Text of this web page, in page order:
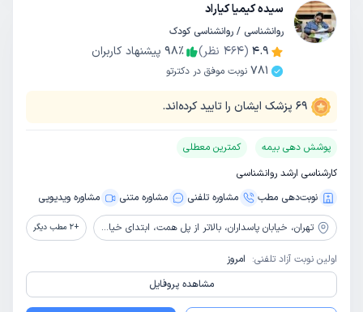
سیده کیمیا کیاراد
روانشناسی / روانشناسی کودک
4.9
(
464 نظر) 98٪
پیشنهاد کاربران
781 نوبت موفق در دکترتو
69 پزشک ایشان را تایید کرده‌اند.
پوشش دهی بیمه
کمترین معطلی
کارشناسی ارشد روانشناسی
نوبت‌دهی مطب
مشاوره‌ تلفنی مشاوره‌ متنی مشاوره ویدیویی
تهران، خیابان پاسداران، بالاتر از پل همت، ابتدای خیابان گل نبی، پلاک 17، واحد 6 +
2 مطب دیگر
اولین نوبت آزاد تلفنی: امروز
مشاهده پروفایل